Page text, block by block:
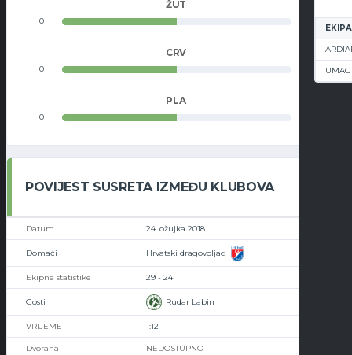
EKIPA
UMAG
ŽUT
0
CRV
0
PLA
0
POVIJEST SUSRETA IZMEĐU KLUBOVA
24. ožujka 2018.
Hrvatski dragovoljac
29 - 24
Rudar Labin
1:12
NEDOSTUPNO